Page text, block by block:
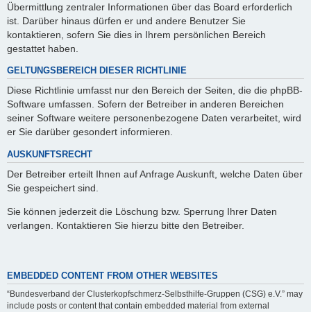
Übermittlung zentraler Informationen über das Board erforderlich
ist. Darüber hinaus dürfen er und andere Benutzer Sie
kontaktieren, sofern Sie dies in Ihrem persönlichen Bereich
gestattet haben.
GELTUNGSBEREICH DIESER RICHTLINIE
Diese Richtlinie umfasst nur den Bereich der Seiten, die die phpBB-
Software umfassen. Sofern der Betreiber in anderen Bereichen
seiner Software weitere personenbezogene Daten verarbeitet, wird
er Sie darüber gesondert informieren.
AUSKUNFTSRECHT
Der Betreiber erteilt Ihnen auf Anfrage Auskunft, welche Daten über
Sie gespeichert sind.
Sie können jederzeit die Löschung bzw. Sperrung Ihrer Daten
verlangen. Kontaktieren Sie hierzu bitte den Betreiber.
EMBEDDED CONTENT FROM OTHER WEBSITES
“Bundesverband der Clusterkopfschmerz-Selbsthilfe-Gruppen (CSG) e.V.” may
include posts or content that contain embedded material from external